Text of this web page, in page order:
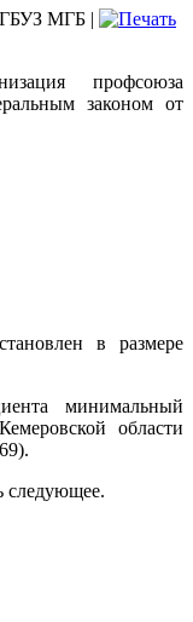
МГБ |
профсоюза
законом от
в размере
минимальный
области
следующее.